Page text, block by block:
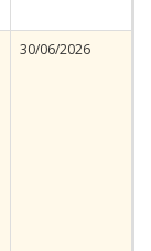
30/06/2026